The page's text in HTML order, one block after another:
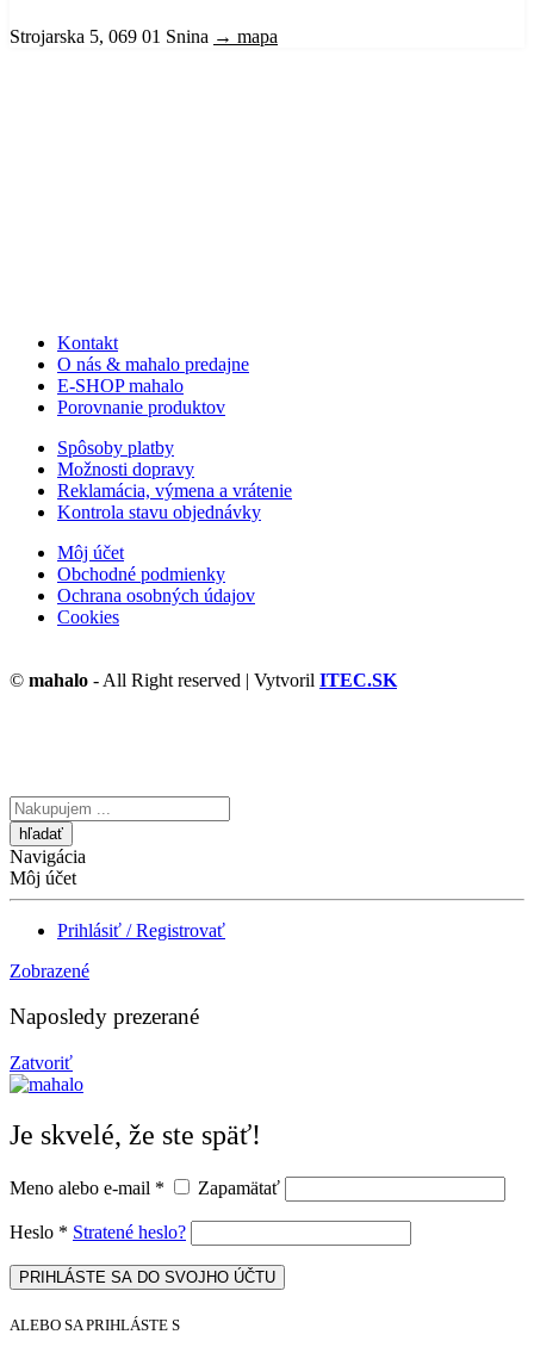
Strojarska 5, 069 01 Snina → mapa
Kontakt
O nás & mahalo predajne
E-SHOP mahalo
Porovnanie produktov
Spôsoby platby
Možnosti dopravy
Reklamácia, výmena a vrátenie
Kontrola stavu objednávky
Môj účet
Obchodné podmienky
Ochrana osobných údajov
Cookies
© mahalo - All Right reserved | Vytvoril ITEC.SK
Vyhľadávanie
tu
Navigácia
Môj účet
Prihlásiť / Registrovať
Zobrazené
Naposledy prezerané
Zatvoriť
Je skvelé, že ste späť!
Meno alebo e-mail * Zapamätať
Heslo * Stratené heslo?
PRIHLÁSTE SA DO SVOJHO ÚČTU
ALEBO SA PRIHLÁSTE S